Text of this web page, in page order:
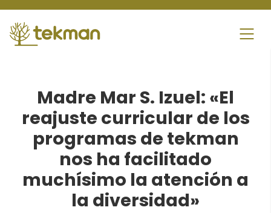
content
Madre Mar S. Izuel: «El
reajuste curricular de los
programas de tekman
nos ha facilitado
muchísimo la atención a
la diversidad»